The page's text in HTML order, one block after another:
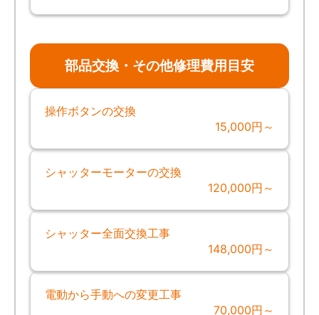
部品交換・その他修理費用目安
操作ボタンの交換
15,000円～
シャッターモーターの交換
120,000円～
シャッター全面交換工事
148,000円～
電動から手動への変更工事
70,000円～